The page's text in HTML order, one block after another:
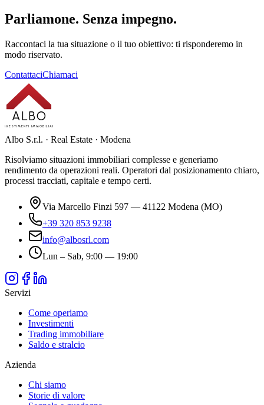
Parliamone. Senza impegno.
Raccontaci la tua situazione o il tuo obiettivo: ti risponderemo in
modo riservato.
ContattaciChiamaci
ALBO
INVESTIMENTI IMMOBILIARI
Albo S.r.l. · Real Estate · Modena
Risolviamo situazioni immobiliari complesse e generiamo
rendimento da operazioni reali. Operatori dal posizionamento chiaro,
processi tracciati, capitale e tempo certi.
Via Marcello Finzi 597 — 41122 Modena (MO)
+39 320 853 9238
info@albosrl.com
Lun – Sab, 9:00 — 19:00
Servizi
Come operiamo
Investimenti
Trading immobiliare
Saldo e stralcio
Azienda
Chi siamo
Storie di valore